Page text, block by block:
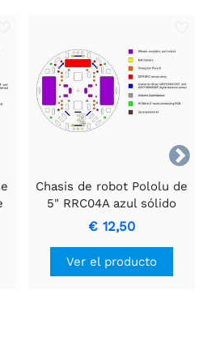

Chasis de robot Pololu de
5" RRC04A azul sólido
€ 12,50
Ver el producto